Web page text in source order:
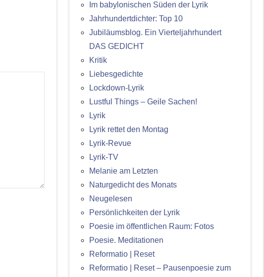
Im babylonischen Süden der Lyrik
Jahrhundertdichter: Top 10
Jubiläumsblog. Ein Vierteljahrhundert
DAS GEDICHT
Kritik
Liebesgedichte
Lockdown-Lyrik
Lustful Things – Geile Sachen!
Lyrik
Lyrik rettet den Montag
Lyrik-Revue
Lyrik-TV
Melanie am Letzten
Naturgedicht des Monats
Neugelesen
Persönlichkeiten der Lyrik
Poesie im öffentlichen Raum: Fotos
Poesie. Meditationen
Reformatio | Reset
Reformatio | Reset – Pausenpoesie zum